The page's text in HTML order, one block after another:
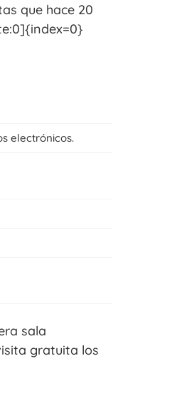
que hace 20
electrónicos.
sala
gratuita los